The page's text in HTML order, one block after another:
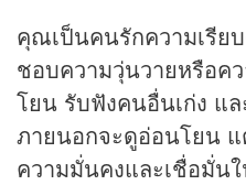
คุณเป็นคนรักความเรีย
ชอบความวุ่นวายหรือค
โยน รับฟังคนอื่นเก่ง แ
ภายนอกจะดูอ่อนโยน
ความมั่นคงและเชื่อมั่น